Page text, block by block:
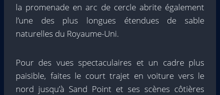
la promenade en arc de cercle abrite également
l’une des plus longues étendues de sable
naturelles du Royaume-Uni.
Pour des vues spectaculaires et un cadre plus
paisible, faites le court trajet en voiture vers le
nord jusqu’à Sand Point et ses scènes côtières